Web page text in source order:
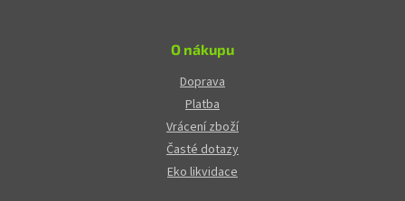
O nákupu
Doprava
Platba
Vrácení zboží
Časté dotazy
Eko likvidace